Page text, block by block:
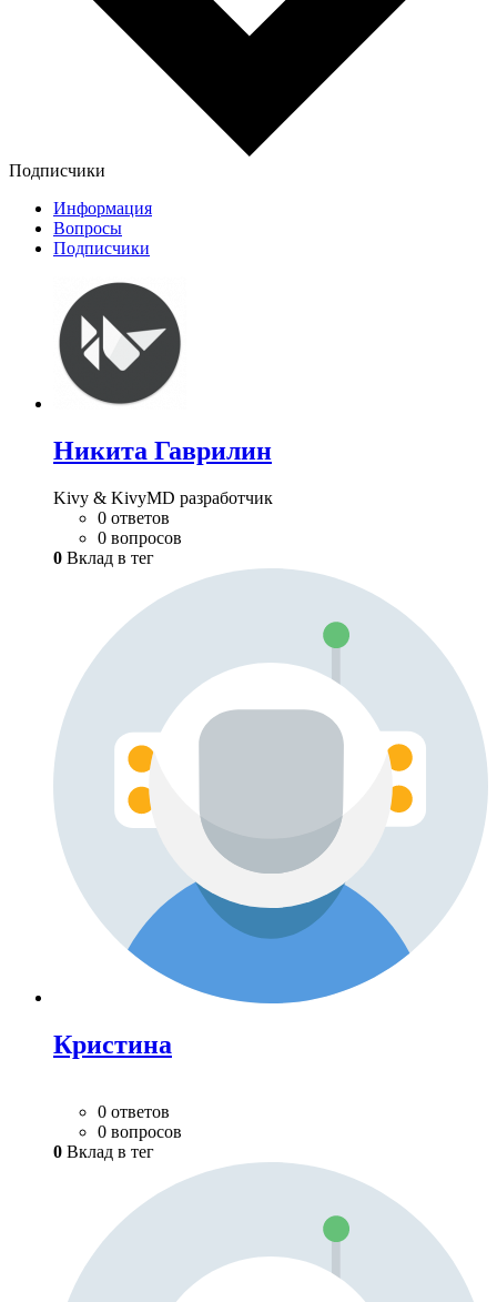
Подписчики
Информация
Вопросы
Подписчики
Никита Гаврилин
Kivy & KivyMD разработчик
0 ответов
0 вопросов
0 Вклад в тег
Кристина
0 ответов
0 вопросов
0 Вклад в тег